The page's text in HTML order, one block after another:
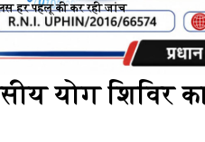
हर पहलू की कर रही जांच
योग शिविर